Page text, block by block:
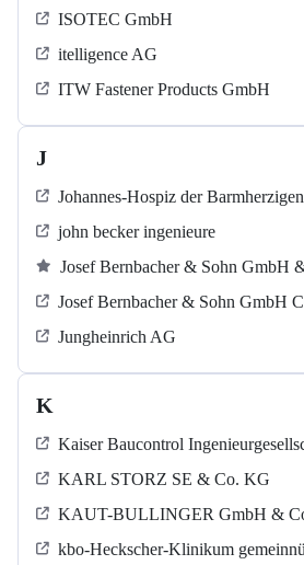
ISOTEC GmbH
itelligence AG
ITW Fastener Products GmbH
J
Johannes-Hospiz der
john becker ingenieure
Josef Bernbacher & Sohn GmbH
Josef Bernbacher & Sohn GmbH
Jungheinrich AG
K
Kaiser Baucontrol
KARL STORZ SE & Co. KG
KAUT-BULLINGER GmbH &
kbo-Heckscher-Klinikum